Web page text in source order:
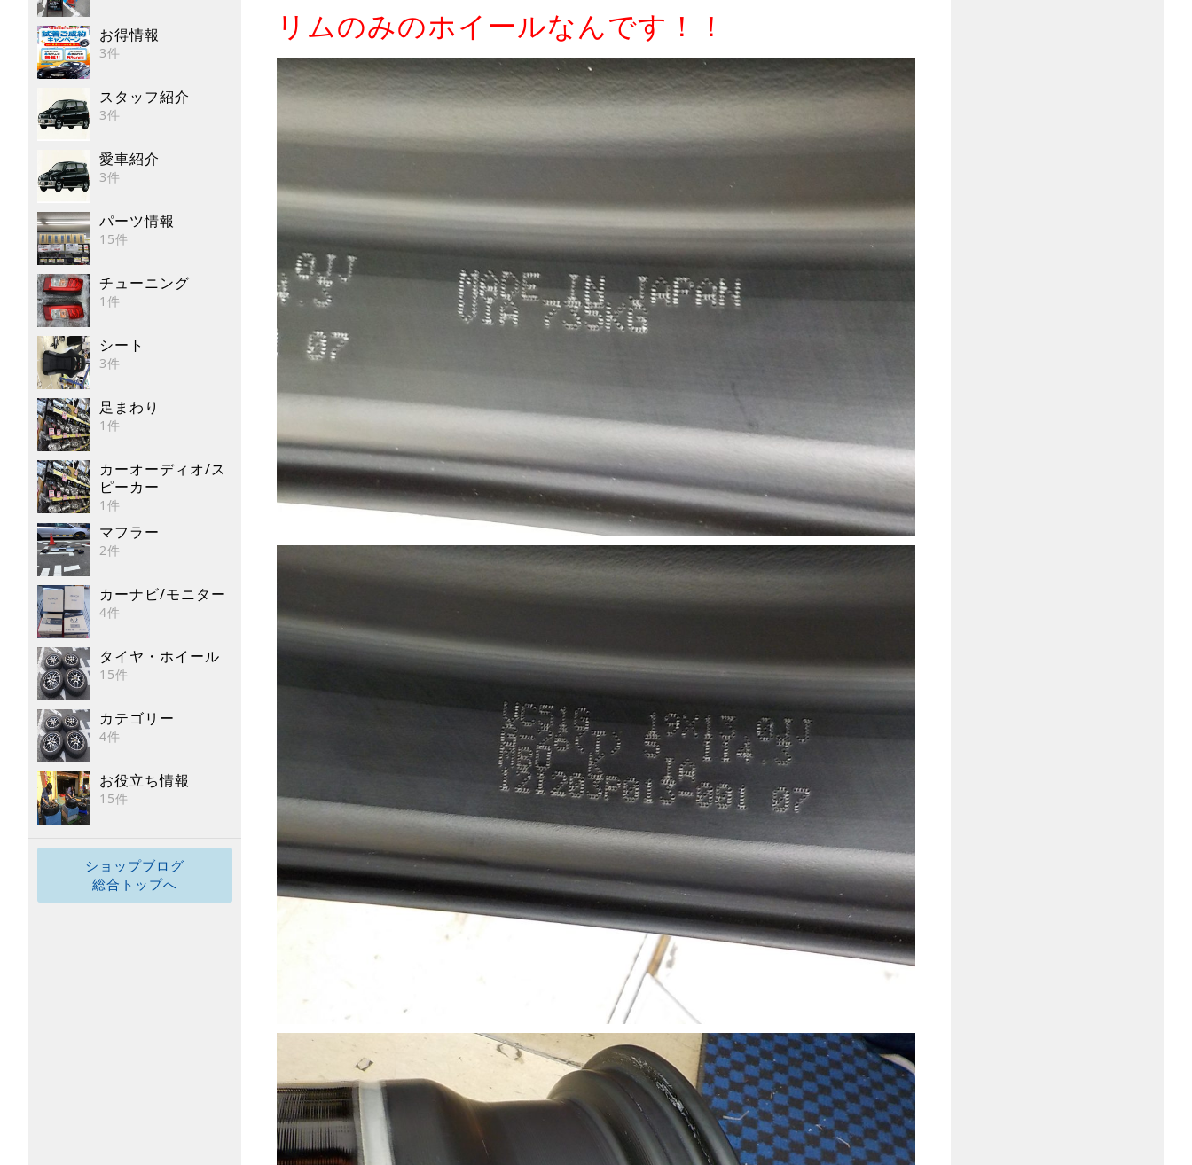
お得情報
3件
スタッフ紹介
3件
愛車紹介
3件
パーツ情報
15件
チューニング
1件
シート
3件
足まわり
1件
カーオーディオ/ス
ピーカー
1件
マフラー
2件
カーナビ/モニター
4件
タイヤ・ホイール
15件
カテゴリー
4件
お役立ち情報
15件
ショップブログ
総合トップへ
リムのみのホイールなんです！！